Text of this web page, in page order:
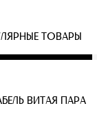
ТОВАРЫ
ВИТАЯ ПАРА
ВИТАЯ ПАРА
ВИТАЯ ПАРА